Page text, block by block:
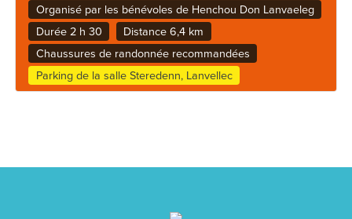
Organisé par les bénévoles de Henchou Don Lanvaeleg
Durée 2 h 30
Distance 6,4 km
Chaussures de randonnée recommandées
Parking de la salle Steredenn, Lanvellec